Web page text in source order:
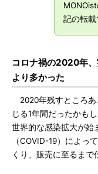
記の転載
コロナ禍の2020年
より多かった
2020年残すところあ
じる1年間だったかも
世界的な感染拡大が始
（COVID-19）によっ
くり、販売に至るまで